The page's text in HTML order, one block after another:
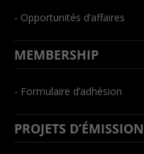
- Opportunités d’affaires
MEMBERSHIP
- Formulaire d’adhésion
PROJETS D’ÉMISSION